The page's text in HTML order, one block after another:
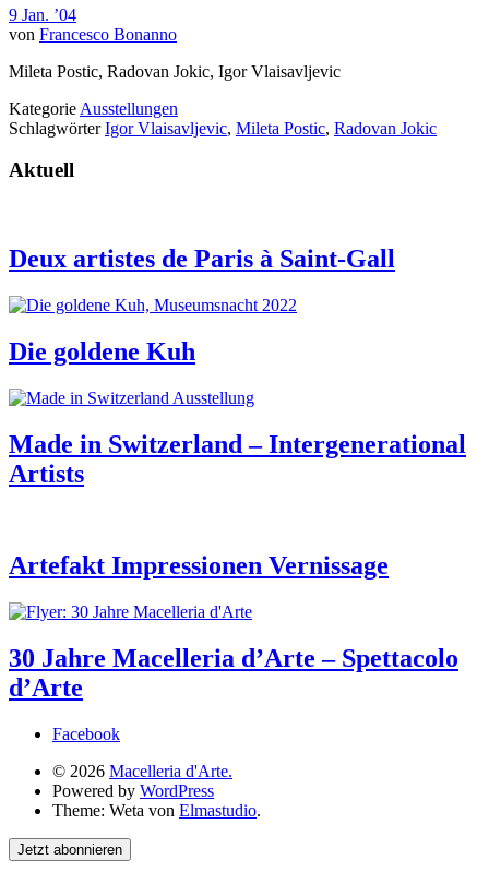
9 Jan. ’04
von Francesco Bonanno
Mileta Postic, Radovan Jokic, Igor Vlaisavljevic
Kategorie Ausstellungen
SchlagwörterIgor Vlaisavljevic, Mileta Postic, Radovan Jokic
Aktuell
Deux artistes de Paris à Saint-Gall
Die goldene Kuh
Made in Switzerland – Intergenerational
Artists
Artefakt Impressionen Vernissage
30 Jahre Macelleria d’Arte – Spettacolo
d’Arte
Facebook
© 2026 Macelleria d'Arte.
Powered by WordPress
Theme: Weta von Elmastudio.
Jetzt abonnieren